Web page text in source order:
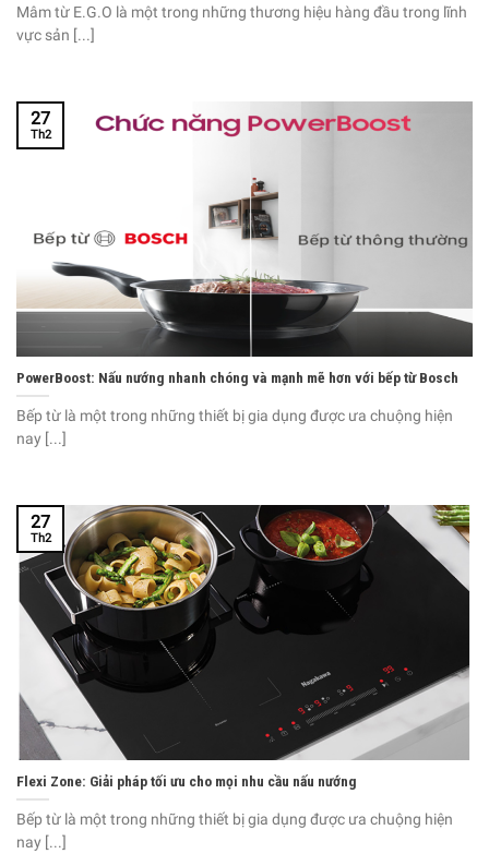
Mâm từ E.G.O là một trong những thương hiệu hàng đầu trong lĩnh
vực sản [...]
PowerBoost: Nấu nướng nhanh chóng và mạnh mẽ hơn với bếp từ Bosch
Bếp từ là một trong những thiết bị gia dụng được ưa chuộng hiện
nay [...]
27
Th2
Flexi Zone: Giải pháp tối ưu cho mọi nhu cầu nấu nướng
Bếp từ là một trong những thiết bị gia dụng được ưa chuộng hiện
nay [...]
27
Th2